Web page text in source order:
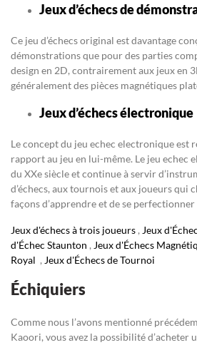
Jeux d’échecs de
Ce jeu d’échecs original est davantage
démonstrations que pour des parties
design en 2D, contrairement aux jeux en
généralement des pièces magnétiques
Jeux d’échecs électronique
Le concept du jeu echec electronique est
rapport au jeu en lui-même. Le jeu echec
du XXe siècle et continue à servir
d’échecs, aux tournois et aux joueurs qui
façons d’apprendre et de se perfectionner
Jeux d'échecs à trois joueurs , Jeux
d'Échec Staunton , Jeux d'Échecs
Royal , Jeux d'Échecs de Tournoi
Échiquiers
Comme nous l’avons mentionné
Kaoori, vous avez la possibilité d’acheter